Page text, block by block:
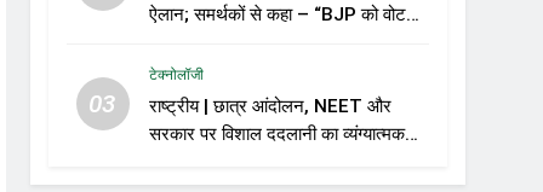
ऐलान; समर्थकों से कहा – “BJP को वोट
03
टेक्नोलॉजी
राष्ट्रीय | छात्र आंदोलन, NEET और
सरकार पर विशाल ददलानी का व्यंग्यात्मक